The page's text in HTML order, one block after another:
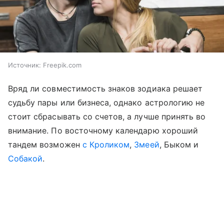
Источник: Freepik.com
Вряд ли совместимость знаков зодиака решает
судьбу пары или бизнеса, однако астрологию не
стоит сбрасывать со счетов, а лучше принять во
внимание. По восточному календарю хороший
тандем возможен с Кроликом, Змеей, Быком и
Собакой.